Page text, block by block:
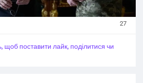
27
щоб поставити лайк, поділитися чи